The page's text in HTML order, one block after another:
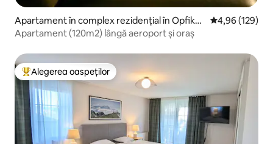
Apartament în complex rezidențial în Opfiko
n
Scor mediu de
4,96 (129)
Apartament (120m2) lângă aeroport și oraș
Locuință din topul categoriei Alegerea oaspeților
Alegerea oaspeților